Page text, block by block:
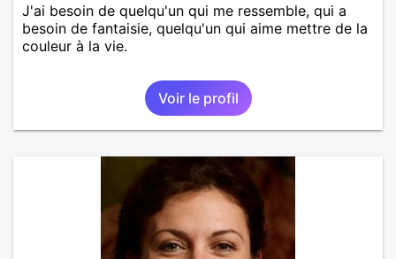
J'ai besoin de quelqu'un qui me ressemble, qui a
besoin de fantaisie, quelqu'un qui aime mettre de la
couleur à la vie.
Voir le profil